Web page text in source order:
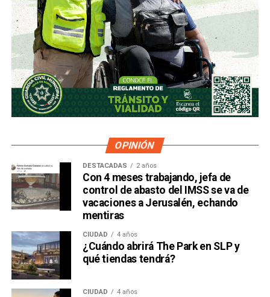
OPINIÓN
DESTACADAS 2 años
Con 4 meses trabajando, jefa de
control de abasto del IMSS se va de
vacaciones a Jerusalén, echando
mentiras
CIUDAD 4 años
¿Cuándo abrirá The Park en SLP y
qué tiendas tendrá?
CIUDAD 4 años